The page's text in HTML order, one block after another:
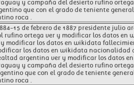
y campaña del desierto rufino
que con el grado de teniente
roca .
15 de febrero de 1887 presidente julio
rufino ortega ver y modificar los datos
modificar los datos en wikidata
los datos en wikidata
argentina ver y modificar los datos
y campaña del desierto rufino
que con el grado de teniente
roca .